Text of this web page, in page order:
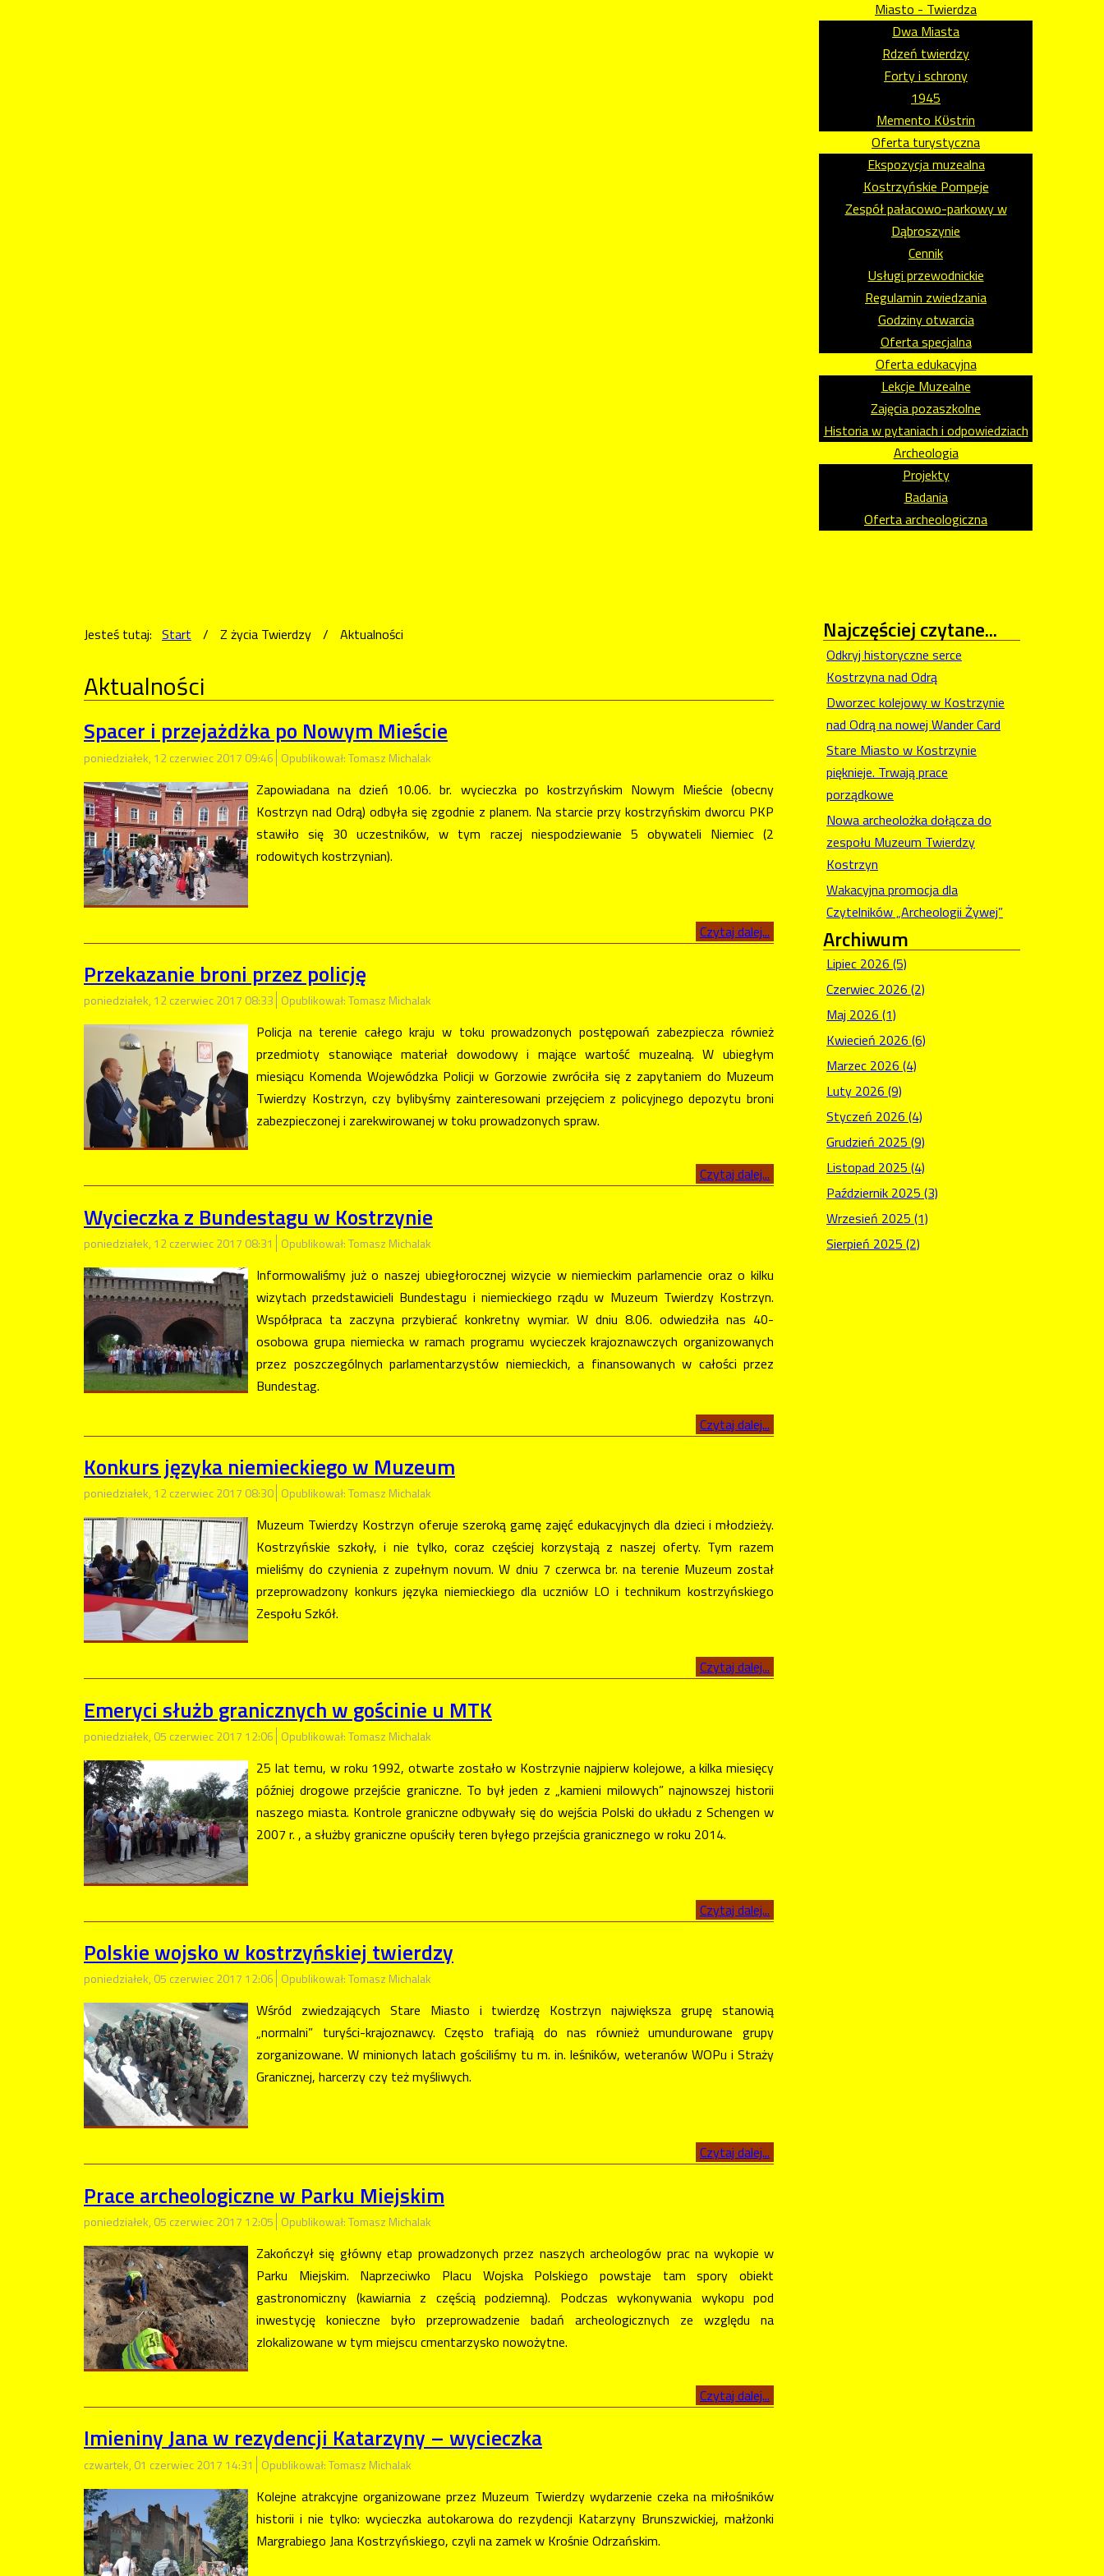
Miasto - Twierdza
Dwa Miasta
Rdzeń twierdzy
Forty i schrony
1945
Memento Kϋstrin
Oferta turystyczna
Ekspozycja muzealna
Kostrzyńskie Pompeje
Zespół pałacowo-parkowy w
Dąbroszynie
Cennik
Usługi przewodnickie
Regulamin zwiedzania
Godziny otwarcia
Oferta specjalna
Oferta edukacyjna
Lekcje Muzealne
Zajęcia pozaszkolne
Historia w pytaniach i odpowiedziach
Archeologia
Projekty
Badania
Oferta archeologiczna
Jesteś tutaj: Start / Z życia Twierdzy / Aktualności
Aktualności
Spacer i przejażdżka po Nowym Mieście
poniedziałek, 12 czerwiec 2017 09:46 Opublikował: Tomasz Michalak
Zapowiadana na dzień 10.06. br. wycieczka po kostrzyńskim Nowym Mieście (obecny
Kostrzyn nad Odrą) odbyła się zgodnie z planem. Na starcie przy kostrzyńskim dworcu PKP
stawiło się 30 uczestników, w tym raczej niespodziewanie 5 obywateli Niemiec (2
rodowitych kostrzynian).
Czytaj dalej...
Przekazanie broni przez policję
poniedziałek, 12 czerwiec 2017 08:33 Opublikował: Tomasz Michalak
Policja na terenie całego kraju w toku prowadzonych postępowań zabezpiecza również
przedmioty stanowiące materiał dowodowy i mające wartość muzealną. W ubiegłym
miesiącu Komenda Wojewódzka Policji w Gorzowie zwróciła się z zapytaniem do Muzeum
Twierdzy Kostrzyn, czy bylibyśmy zainteresowani przejęciem z policyjnego depozytu broni
zabezpieczonej i zarekwirowanej w toku prowadzonych spraw.
Czytaj dalej...
Wycieczka z Bundestagu w Kostrzynie
poniedziałek, 12 czerwiec 2017 08:31 Opublikował: Tomasz Michalak
Informowaliśmy już o naszej ubiegłorocznej wizycie w niemieckim parlamencie oraz o kilku
wizytach przedstawicieli Bundestagu i niemieckiego rządu w Muzeum Twierdzy Kostrzyn.
Współpraca ta zaczyna przybierać konkretny wymiar. W dniu 8.06. odwiedziła nas 40-
osobowa grupa niemiecka w ramach programu wycieczek krajoznawczych organizowanych
przez poszczególnych parlamentarzystów niemieckich, a finansowanych w całości przez
Bundestag.
Czytaj dalej...
Konkurs języka niemieckiego w Muzeum
poniedziałek, 12 czerwiec 2017 08:30 Opublikował: Tomasz Michalak
Muzeum Twierdzy Kostrzyn oferuje szeroką gamę zajęć edukacyjnych dla dzieci i młodzieży.
Kostrzyńskie szkoły, i nie tylko, coraz częściej korzystają z naszej oferty. Tym razem
mieliśmy do czynienia z zupełnym novum. W dniu 7 czerwca br. na terenie Muzeum został
przeprowadzony konkurs języka niemieckiego dla uczniów LO i technikum kostrzyńskiego
Zespołu Szkół.
Czytaj dalej...
Emeryci służb granicznych w gościnie u MTK
poniedziałek, 05 czerwiec 2017 12:06 Opublikował: Tomasz Michalak
25 lat temu, w roku 1992, otwarte zostało w Kostrzynie najpierw kolejowe, a kilka miesięcy
później drogowe przejście graniczne. To był jeden z „kamieni milowych” najnowszej historii
naszego miasta. Kontrole graniczne odbywały się do wejścia Polski do układu z Schengen w
2007 r. , a służby graniczne opuściły teren byłego przejścia granicznego w roku 2014.
Czytaj dalej...
Polskie wojsko w kostrzyńskiej twierdzy
poniedziałek, 05 czerwiec 2017 12:06 Opublikował: Tomasz Michalak
Wśród zwiedzających Stare Miasto i twierdzę Kostrzyn największa grupę stanowią
„normalni” turyści-krajoznawcy. Często trafiają do nas również umundurowane grupy
zorganizowane. W minionych latach gościliśmy tu m. in. leśników, weteranów WOPu i Straży
Granicznej, harcerzy czy też myśliwych.
Czytaj dalej...
Prace archeologiczne w Parku Miejskim
poniedziałek, 05 czerwiec 2017 12:05 Opublikował: Tomasz Michalak
Zakończył się główny etap prowadzonych przez naszych archeologów prac na wykopie w
Parku Miejskim. Naprzeciwko Placu Wojska Polskiego powstaje tam spory obiekt
gastronomiczny (kawiarnia z częścią podziemną). Podczas wykonywania wykopu pod
inwestycję konieczne było przeprowadzenie badań archeologicznych ze względu na
zlokalizowane w tym miejscu cmentarzysko nowożytne.
Czytaj dalej...
Imieniny Jana w rezydencji Katarzyny – wycieczka
czwartek, 01 czerwiec 2017 14:31 Opublikował: Tomasz Michalak
Kolejne atrakcyjne organizowane przez Muzeum Twierdzy wydarzenie czeka na miłośników
historii i nie tylko: wycieczka autokarowa do rezydencji Katarzyny Brunszwickiej, małżonki
Margrabiego Jana Kostrzyńskiego, czyli na zamek w Krośnie Odrzańskim.
Najczęściejczytane...
Odkryj historyczne serce
Kostrzyna nad Odrą
Dworzec kolejowy w Kostrzynie
nad Odrą na nowej Wander Card
Stare Miasto w Kostrzynie
pięknieje. Trwają prace
porządkowe
Nowa archeolożka dołącza do
zespołu Muzeum Twierdzy
Kostrzyn
Wakacyjna promocja dla
Czytelników „Archeologii Żywej”
Archiwum
Lipiec 2026 (5)
Czerwiec 2026 (2)
Maj 2026 (1)
Kwiecień 2026 (6)
Marzec 2026 (4)
Luty 2026 (9)
Styczeń 2026 (4)
Grudzień 2025 (9)
Listopad 2025 (4)
Październik 2025 (3)
Wrzesień 2025 (1)
Sierpień 2025 (2)